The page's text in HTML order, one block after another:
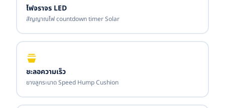
ไฟจราจร LED
สัญญาณไฟ countdown timer Solar
ชะลอความเร็ว
ยางลูกระนาด Speed Hump Cushion